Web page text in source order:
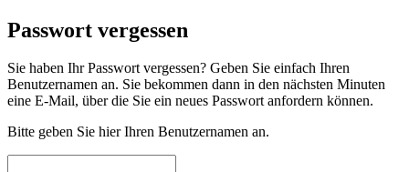
Passwort vergessen
Sie haben Ihr Passwort vergessen? Geben Sie einfach Ihren
Benutzernamen an. Sie bekommen dann in den nächsten Minuten
eine E-Mail, über die Sie ein neues Passwort anfordern können.
Bitte geben Sie hier Ihren Benutzernamen an.